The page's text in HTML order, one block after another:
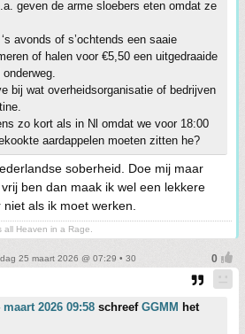
geven de arme sloebers eten omdat ze
avonds of s’ochtends een saaie
of halen voor €5,50 een uitgedraaide
bij wat overheidsorganisatie of bedrijven
zo kort als in Nl omdat we voor 18:00
aardappelen moeten zitten he?
soberheid. Doe mij maar
ben dan maak ik wel een lekkere
als ik moet werken.
Heaven in a Rage.
25 maart 2026 @ 07:29 • 30
2026 09:58 schreef GGMM het